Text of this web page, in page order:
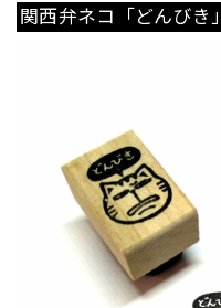
関西弁ネコ「どんびき」